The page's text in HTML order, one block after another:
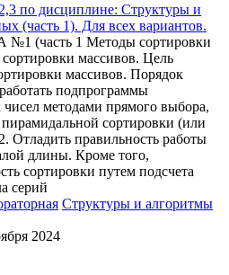
по дисциплине: Структуры и
(часть 1). Для всех вариантов.
(часть 1 Методы сортировки
массивов. Цель
массивов. Порядок
подпрограммы
методами прямого выбора,
сортировки (или
Отладить правильность работы
длины. Кроме того,
сортировки путем подсчета
серий
Структуры и алгоритмы
2024